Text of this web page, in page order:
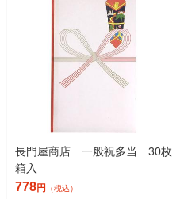
長門屋商店 一般祝多当 30枚
箱入
778円 （税込）